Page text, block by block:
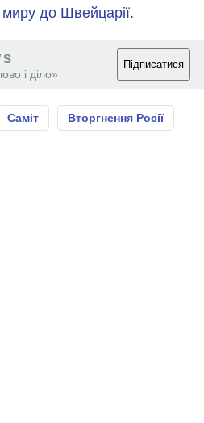
до Швейцарії.
і діло»
Підписатися
Саміт Вторгнення Росії